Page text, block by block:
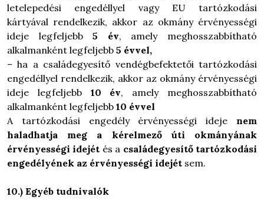
letelepedési engedéllyel vagy EU tartózkodási
kártyával rendelkezik, akkor az okmány érvényességi
ideje legfeljebb5 év, amely meghosszabbítható
alkalmanként legfeljebb 5 évvel,
– ha a családegyesítő vendégbefektetői tartózkodási
engedéllyel rendelkezik, akkor az okmány érvényességi
ideje legfeljebb 10 év, amely meghosszabbítható
alkalmanként legfeljebb 10 évvel
A tartózkodási engedély érvényességi ideje nem
haladhatja meg a kérelmező úti okmányának
érvényességi idejét és a családegyesítő tartózkodási
engedélyének az érvényességi idejét sem.
10.) Egyéb tudnivalók